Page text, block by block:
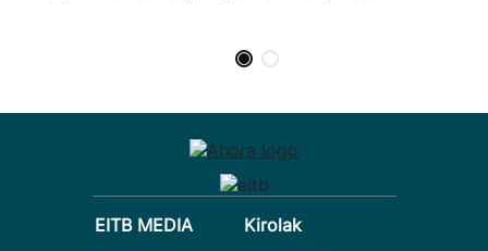
EITB MEDIA
Kirolak